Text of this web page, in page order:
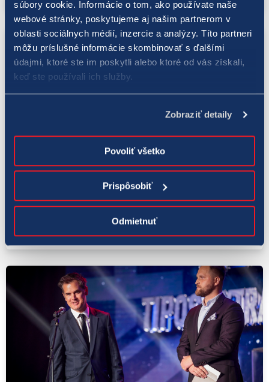
súbory cookie. Informácie o tom, ako používate naše
webové stránky, poskytujeme aj našim partnerom v
oblasti sociálnych médií, inzercie a analýzy. Títo partneri
môžu príslušné informácie skombinovať s ďalšími
údajmi, ktoré ste im poskytli alebo ktoré od vás získali,
keď ste používali ich služby.
Zobraziť detaily
Povoliť všetko
Prispôsobiť
Odmietnuť
LOTO
Šťastný hráč vyhral v stredu v hre LOTO pol